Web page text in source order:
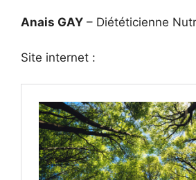
Anais GAY – Diététicienne
Site internet :